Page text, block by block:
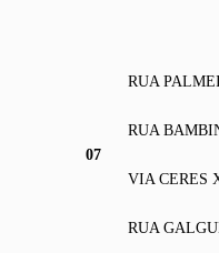
07
RUA
RUA
VIA CERES
RUA